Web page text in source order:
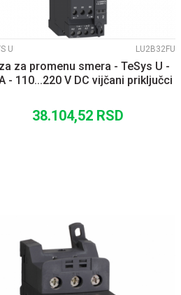
U LU2B32FU
za promenu smera - TeSys U -
- 110...220 V DC vijčani priključci
38.104,52 RSD